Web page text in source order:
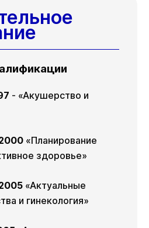
- «Акушерство и
«Планирование
здоровье»
«Актуальные
и гинекология»